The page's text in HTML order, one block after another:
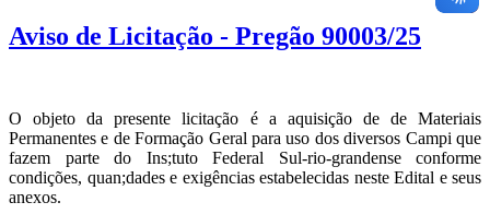
Aviso de Licitação - Pregão 90003/25
O objeto da presente licitação é a aquisição de de Materiais
Permanentes e de Formação Geral para uso dos diversos Campi que
fazem parte do Ins;tuto Federal Sul-rio-grandense conforme
condições, quan;dades e exigências estabelecidas neste Edital e seus
anexos.